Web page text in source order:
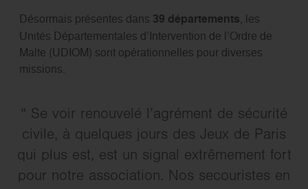
Désormais présentes dans 39 départements, les
Unités Départementales d’Intervention de l’Ordre de
Malte (UDIOM) sont opérationnelles pour diverses
missions.
Se voir renouvelé l’agrément de sécurité
civile, à quelques jours des Jeux de Paris
qui plus est, est un signal extrêmement fort
pour notre association. Nos secouristes en